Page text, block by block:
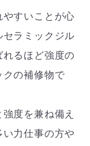
すいことが心
ラミックジル
れるほど強度の
クの補修物で
度を兼ね備え
力仕事の方や